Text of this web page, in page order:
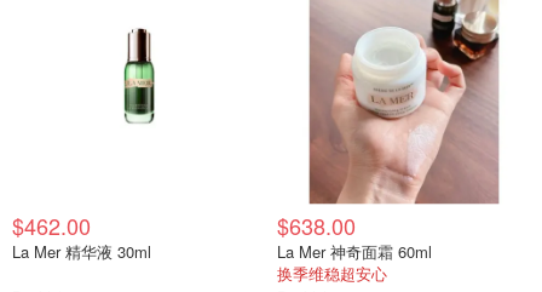
$462.00
La Mer 精华液 30ml
$638.00
La Mer 神奇面霜 60ml
换季维稳超安心